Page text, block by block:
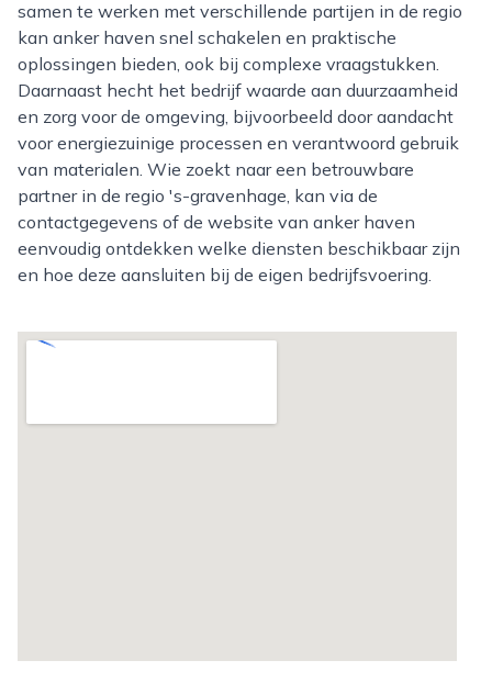
samen te werken met verschillende partijen in de regio
kan anker haven snel schakelen en praktische
oplossingen bieden, ook bij complexe vraagstukken.
Daarnaast hecht het bedrijf waarde aan duurzaamheid
en zorg voor de omgeving, bijvoorbeeld door aandacht
voor energiezuinige processen en verantwoord gebruik
van materialen. Wie zoekt naar een betrouwbare
partner in de regio 's-gravenhage, kan via de
contactgegevens of de website van anker haven
eenvoudig ontdekken welke diensten beschikbaar zijn
en hoe deze aansluiten bij de eigen bedrijfsvoering.